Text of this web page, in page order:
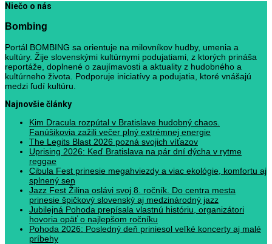
Niečo o nás
Bombing
Portál BOMBING sa orientuje na milovníkov hudby, umenia a
kultúry. Žije slovenskými kultúrnymi podujatiami, z ktorých prináša
reportáže, doplnené o zaujímavosti a aktuality z hudobného a
kultúrneho života. Podporuje iniciatívy a podujatia, ktoré vnášajú
medzi ľudí kultúru.
Najnovšie články
Kim Dracula rozpútal v Bratislave hudobný chaos.
Fanúšikovia zažili večer plný extrémnej energie
The Legits Blast 2026 pozná svojich víťazov
Uprising 2026: Keď Bratislava na pár dní dýcha v rytme
reggae
Cibula Fest prinesie megahviezdy a viac ekológie, komfortu aj
splnený sen
Jazz Fest Žilina oslávi svoj 8. ročník. Do centra mesta
prinesie špičkový slovenský aj medzinárodný jazz
Jubilejná Pohoda prepísala vlastnú históriu, organizátori
hovoria opäť o najlepšom ročníku
Pohoda 2026: Posledný deň priniesol veľké koncerty aj malé
príbehy